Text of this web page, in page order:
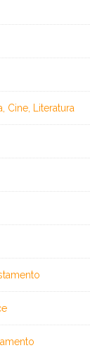
Cine, Literatura